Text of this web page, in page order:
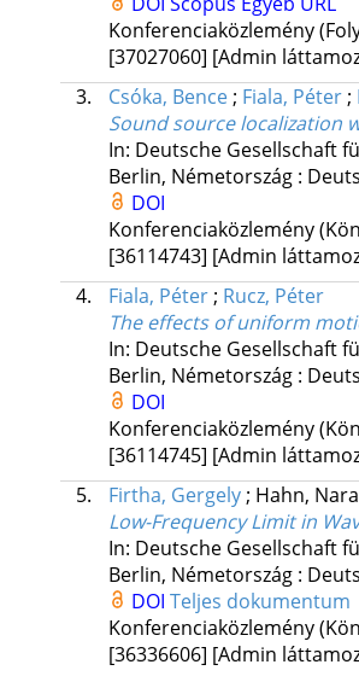
Konferenciaközlemény
[37027060] [Admin
3.
Csóka, Bence; Fiala, Péter;
Sound source localization
In: Deutsche Gesellschaft
Berlin, Németország :
DOI
Konferenciaközlemény
[36114743] [Admin
4.
Fiala, Péter; Rucz, Péter
The effects of uniform
In: Deutsche Gesellschaft
Berlin, Németország :
DOI
Konferenciaközlemény
[36114745] [Admin
5.
Firtha, Gergely; Hahn, Nara
Low-Frequency Limit in
In: Deutsche Gesellschaft
Berlin, Németország :
DOI Teljes dokumentum
Konferenciaközlemény
[36336606] [Admin